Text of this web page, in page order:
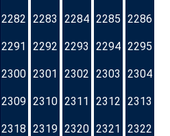
2282 2283 2284 2285 2286
2291 2292 2293 2294 2295
2300 2301 2302 2303 2304
2309 2310 2311 2312 2313
2318 2319 2320 2321 2322